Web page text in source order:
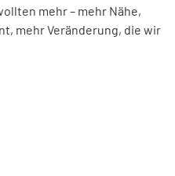
mehr – mehr Nähe,
mehr Veränderung, die wir